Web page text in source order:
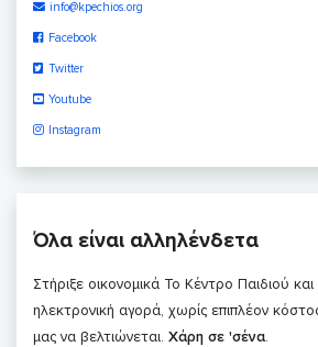
info@kpechios.org
Facebook
Twitter
Youtube
Instagram
Όλα είναι αλληλένδετα
Στήριξε οικονομικά Το Κέντρο Παιδιού
ηλεκτρονική αγορά, χωρίς επιπλέον
μας να βελτιώνεται. Χάρη σε 'σένα.